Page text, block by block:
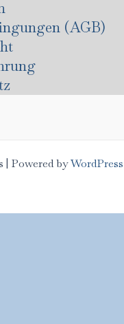
(AGB)
| Powered byWordPress